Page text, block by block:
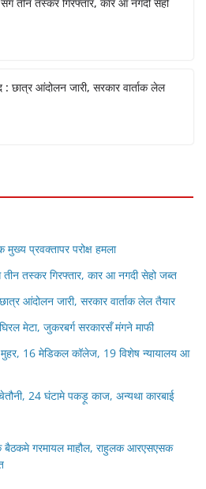
: छात्र आंदोलन जारी, सरकार वार्ताक लेल
प्रवक्तापर परोक्ष हमला
तीन तस्कर गिरफ्तार, कार आ नगदी सेहो जब्त
आंदोलन जारी, सरकार वार्ताक लेल तैयार
मेटा, जुकरबर्ग सरकारसँ मंगने माफी
मुहर, 16 मेडिकल कॉलेज, 19 विशेष न्यायालय आ
24 घंटामे पकड़ू काज, अन्यथा कारबाई
गरमायल माहौल, राहुलक आरएसएसक